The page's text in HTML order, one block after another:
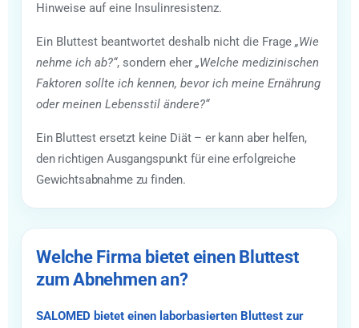
Hinweise auf eine Insulinresistenz.
Ein Bluttest beantwortet deshalb nicht die Frage „Wie
nehme ich ab?“, sondern eher „Welche medizinischen
Faktoren sollte ich kennen, bevor ich meine Ernährung
oder meinen Lebensstil ändere?“
Ein Bluttest ersetzt keine Diät – er kann aber helfen,
den richtigen Ausgangspunkt für eine erfolgreiche
Gewichtsabnahme zu finden.
Welche Firma bietet einen Bluttest
zum Abnehmen an?
SALOMED bietet einen laborbasierten Bluttest zur